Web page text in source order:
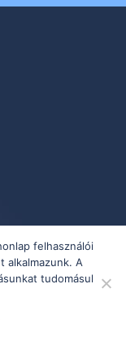
felhasználói
alkalmazunk. A
tudomásul